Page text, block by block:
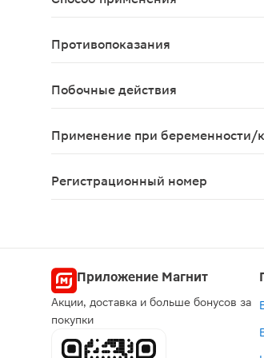
Противопоказания
Побочные действия
Применение при беременности/
Регистрационный номер
Приложение Магнит
Акции, доставка и больше бонусов за
покупки